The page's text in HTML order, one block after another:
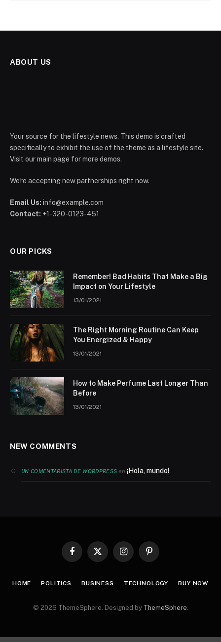
ABOUT US
Your source for the lifestyle news. This demo is crafted
specifically to exhibit the use of the theme as a lifestyle site.
Visit our main page for more demos.
We're accepting new partnerships right now.
Email Us: info@example.com
Contact: +1-320-0123-451
OUR PICKS
Remember! Bad Habits That Make a Big
Impact on Your Lifestyle
13/01/2021
The Right Morning Routine Can Keep
You Energized & Happy
13/01/2021
How to Make Perfume Last Longer Than
Before
13/01/2021
NEW COMMENTS
UN COMENTARISTA DE WORDPRESS en¡Hola, mundo!
Facebook
X
InstagramPinterest
HOME POLITICS BUSINESS TECHNOLOGY BUY NOW
© 2026 ThemeSphere. Designed by ThemeSphere